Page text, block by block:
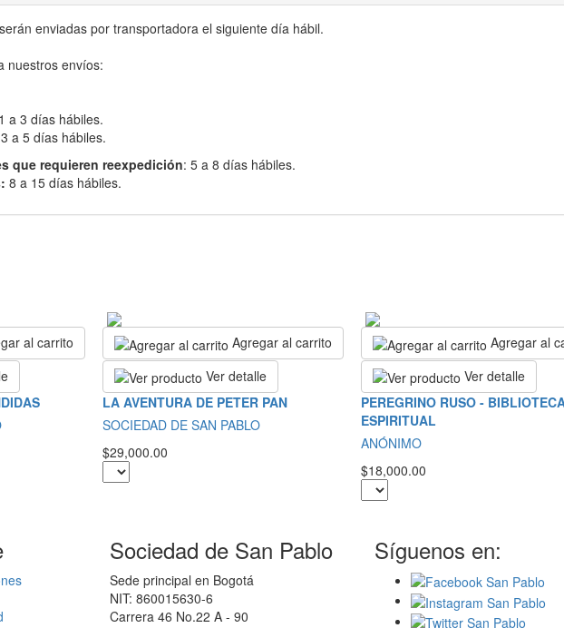
enviadas por transportadora el siguiente día hábil.
nuestros envíos:
1 a 3 días hábiles.
a 5 días hábiles.
que requieren reexpedición: 5 a 8 días hábiles.
8 a 15 días hábiles.
al carrito
Agregar al carrito
Ver detalle
LA AVENTURA DE PETER PAN
SOCIEDAD DE SAN PABLO
$29,000.00
Agregar al
Ver detalle
PEREGRINO RUSO -
ESPIRITUAL
ANÓNIMO
$18,000.00
Sociedad de San Pablo
Sede principal en Bogotá
NIT: 860015630-6
Carrera 46 No.22 A - 90
Síguenos en: